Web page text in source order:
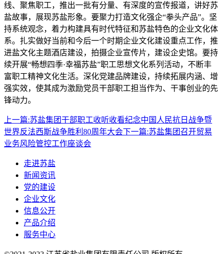
线、聚焦职工，推出一批有分量、有深度的宣传报道，讲好苏
盐故事，展现苏盐形象。要聚力打造文化强企“拳头产品”。坚
持系统观念，着力构建具有时代特征和苏盐特色的企业文化体
系。扎实做好当前和今后一个时期企业文化建设重点工作，推
进盐文化主题酒店建设，拍摄企业宣传片，建设企史馆。要持
续开展“畅想四季·幸福苏盐”职工思想文化系列活动，不断丰
富职工精神文化生活。深化党建品牌建设，持续拓展内涵、增
强实效，使其成为激励党员干部职工担当作为、干事创业的先
锋动力。
上一篇:苏盐集团干部职工收听收看纪念中国人民抗日战争暨
世界反法西斯战争胜利80周年大会下一篇:苏盐集团召开贸易
业务风险管控工作座谈会
走进苏盐
新闻资讯
党的建设
企业文化
信息公开
产品介绍
服务中心